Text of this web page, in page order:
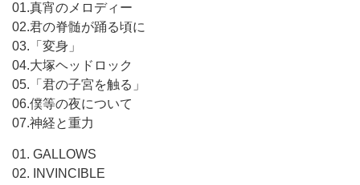
01.真宵のメロディー
02.君の脊髄が踊る頃に
03.「変身」
04.大塚ヘッドロック
05.「君の子宮を触る」
06.僕等の夜について
07.神経と重力
01. GALLOWS
02. INVINCIBLE